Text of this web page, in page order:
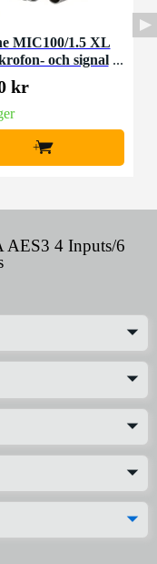
MIC100/1.5 XL
och signal
1,5 meter
kr
+
4 Inputs/6